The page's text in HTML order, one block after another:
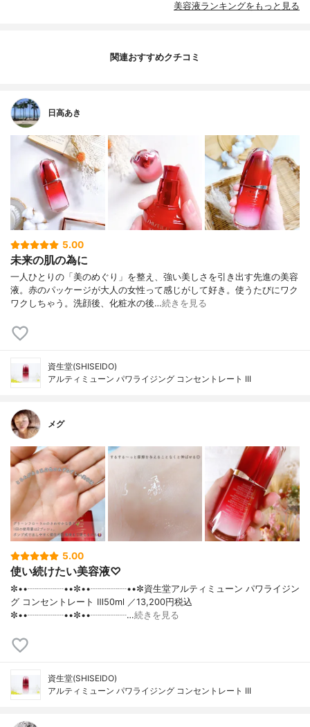
美容液ランキングをもっと見る
関連おすすめクチコミ
日高あき
5.00
未来の肌の為に
一人ひとりの「美のめぐり」を整え、強い美しさを引き出す先進の美容
液。赤のパッケージが大人の女性って感じがして好き。使うたびにワク
ワクしちゃう。洗顔後、化粧水の後…続きを見る
資生堂(SHISEIDO)
アルティミューン パワライジング コンセントレート III
メグ
5.00
使い続けたい美容液♡
✼••┈┈┈┈••✼••┈┈┈┈••✼資生堂アルティミューン パワライジン
グ コンセントレート Ⅲ50ml ／13,200円税込
✼••┈┈┈┈••✼••┈┈┈┈…続きを見る
資生堂(SHISEIDO)
アルティミューン パワライジング コンセントレート III